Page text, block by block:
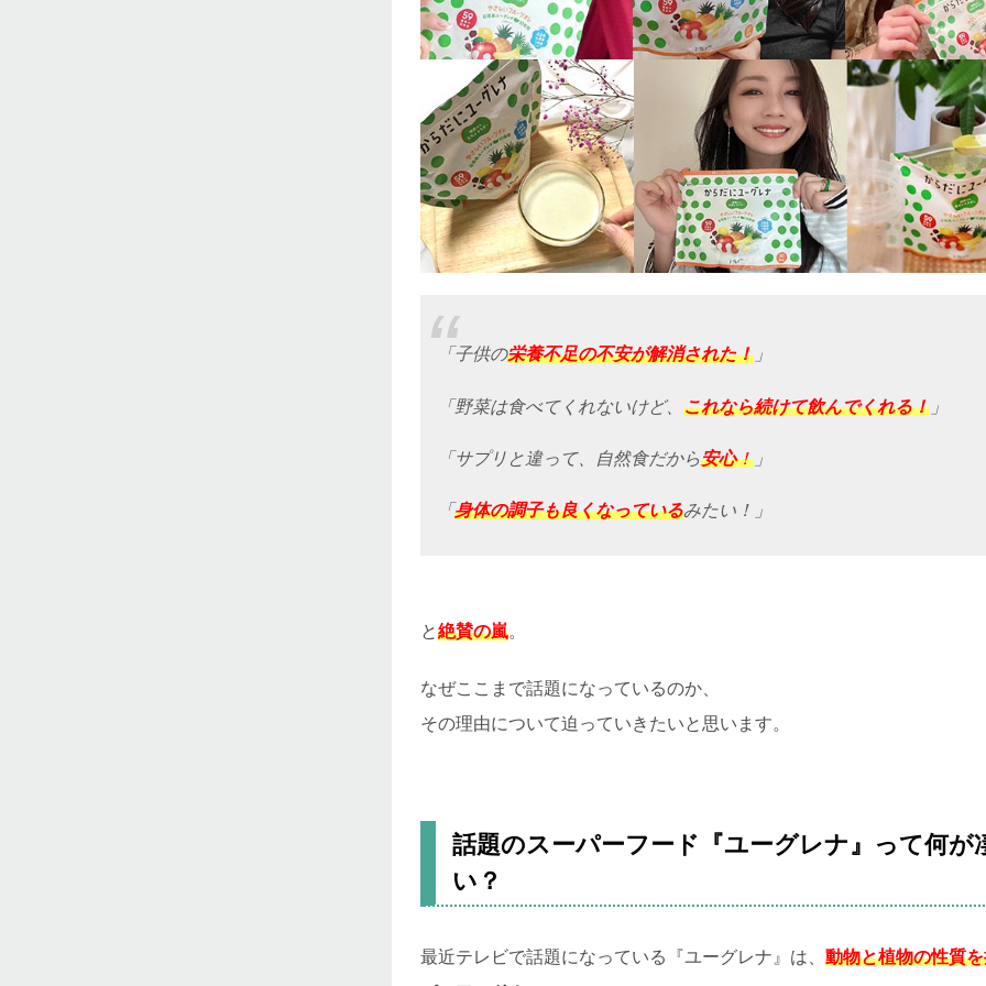
「子供の栄養不足の不安が解消された！ 」
「野菜は食べてくれないけど、 これなら続けて飲んでくれる！ 」
「サプリと違って、自然食だから安心！ 」
「身体の調子も良くなっているみたい！」
と絶賛の嵐。
なぜここまで話題になっているのか、
その理由について迫っていきたいと思います。
話題のスーパーフード『ユーグレナ』って何が
い？
最近テレビで話題になっている『ユーグレナ』は、 動物と植物の性質